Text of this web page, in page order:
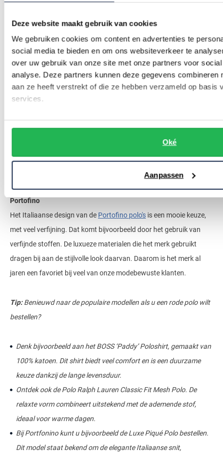
Deze website maakt gebruik van cookies
We gebruiken cookies om content en advertenties te
social media te bieden en om ons websiteverkeer te
over uw gebruik van onze site met onze partners voor
analyse. Deze partners kunnen deze gegevens combineren
aan ze heeft verstrekt of die ze hebben verzameld op basis
services.
Oké
Aanpassen
zijn de polo’s goed geschikt voor op kantoor of tijdens een avond
uit.
Polo Ralph Lauren
Een roodpoloshirt van Polo Ralph Laurenbehoort volgens velen
tot de belangrijkste klassiekers. De typische Amerikaanse stijl gaat
polo’s voorzien van het kenmerkende paardlogo.
Dus viert u het leven met vrienden tijdens een barbecue? Of gaat u
een dagje uit? Dan zijn deze polo’s in rood een prachtige keuze.
Portofino
Het Italiaanse design van de Portofino polo's is een mooie keuze,
met veel verfijning. Dat komt bijvoorbeeld door het gebruik van
verfijnde stoffen. De luxueze materialen die het merk gebruikt
dragen bij aan de stijlvolle look daarvan. Daarom is het merk al
jaren een favoriet bij veel van onze modebewuste klanten.
Tip:Benieuwd naar de populaire modellen als u een rode polo wilt
bestellen?
Denk bijvoorbeeld aan het BOSS ‘Paddy’ Poloshirt, gemaakt van
100% katoen. Dit shirt biedt veel comfort en is een duurzame
keuze dankzij de lange levensduur.
Ontdek ook de Polo Ralph Lauren Classic Fit Mesh Polo. De
relaxte vorm combineert uitstekend met de ademende stof,
ideaal voor warme dagen.
Bij Portfonino kunt u bijvoorbeeld de Luxe Piqué Polo bestellen.
Dit model staat bekend om de elegante Italiaanse snit,